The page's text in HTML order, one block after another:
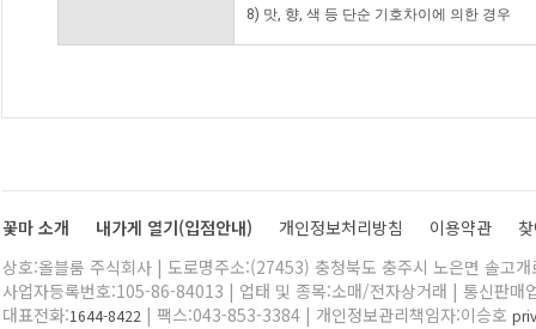
8) 맛, 향, 색 등 단순 기호차이에 의한 경우
꽃마 소개 내가게 열기(입점안내) 개인정보처리방침 이용약관
상호:올블룸 주식회사 | 도로명주소:(27453) 충청북도 충주시 노은면 솔고
사업자등록번호:105-86-84013 | 업태 및 종목:소매/전자상거래 | 통신판매
대표전화:1644-8422 | 팩스:043-853-3384 | 개인정보관리책임자:이승호